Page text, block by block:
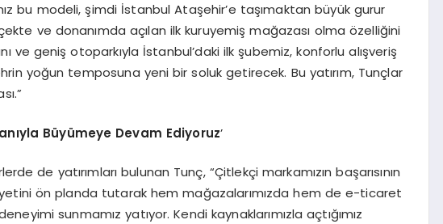
bu modeli, şimdi İstanbul Ataşehir’e taşımaktan büyük gurur
ve donanımda açılan ilk kuruyemiş mağazası olma özelliğini
ve geniş otoparkıyla İstanbul’daki ilk şubemiz, konforlu alışveriş
yoğun temposuna yeni bir soluk getirecek. Bu yatırım, Tunçlar
Büyümeye Devam Ediyoruz’
de yatırımları bulunan Tunç, “Çitlekçi markamızın başarısının
ön planda tutarak hem mağazalarımızda hem de e-ticaret
sunmamız yatıyor. Kendi kaynaklarımızla açtığımız